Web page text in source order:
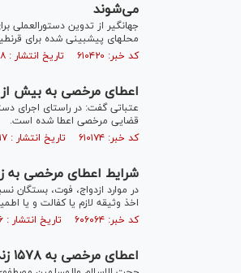
می‌شوند
جهانگیر از تدوین دستورالعملی
محل‎های پیش‎بینی شده برای قرنطینه مستقر می‎شوند و پس از دریافت گواهی سلامت وارد زندان خواهند شد.
کد خبر: ۶۱۰۴۲۰ تاریخ انتشار : ۱۳۹۹/۰۱/۱۸
اعطای مرخصی به بیش از ۶۵ درصد از مددجویان زندان خلخال
قضایی مرخصی اعطا شده است.
کد خبر: ۶۱۰۱۷۴ تاریخ انتشار : ۱۳۹۹/۰۱/۱۷
شرایط اعطای مرخصی به
در موارد ازدواج، فوت، بستگان
اخذ وثیقه لازم یا کفالت و یا اطمینان به بازگشت
کد خبر: ۶۰۶۰۶۴ تاریخ انتشار : ۱۳۹۹/۰۱/۰۶
اعطای مرخصی به ۱۵۷۸ زندانی در اجرای بخشنامه رییس قوه قضاییه